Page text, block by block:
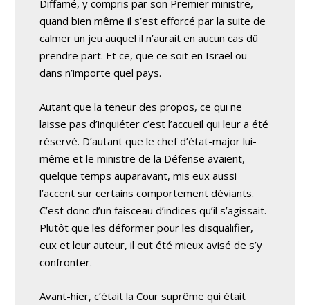
Diffamé, y compris par son Premier ministre,
quand bien même il s’est efforcé par la suite de
calmer un jeu auquel il n’aurait en aucun cas dû
prendre part. Et ce, que ce soit en Israël ou
dans n’importe quel pays.
Autant que la teneur des propos, ce qui ne
laisse pas d’inquiéter c’est l’accueil qui leur a été
réservé. D’autant que le chef d’état-major lui-
même et le ministre de la Défense avaient,
quelque temps auparavant, mis eux aussi
l’accent sur certains comportement déviants.
C’est donc d’un faisceau d’indices qu’il s’agissait.
Plutôt que les déformer pour les disqualifier,
eux et leur auteur, il eut été mieux avisé de s’y
confronter.
Avant-hier, c’était la Cour suprême qui était